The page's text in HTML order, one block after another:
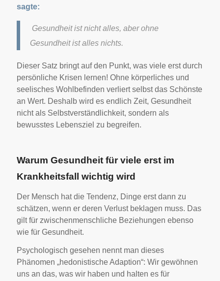
sagte:
Gesundheit ist nicht alles, aber ohne
Gesundheit ist alles nichts.
Dieser Satz bringt auf den Punkt, was viele erst durch
persönliche Krisen lernen! Ohne körperliches und
seelisches Wohlbefinden verliert selbst das Schönste
an Wert. Deshalb wird es endlich Zeit, Gesundheit
nicht als Selbstverständlichkeit, sondern als
bewusstes Lebensziel zu begreifen.
Warum Gesundheit für viele erst im
Krankheitsfall wichtig wird
Der Mensch hat die Tendenz, Dinge erst dann zu
schätzen, wenn er deren Verlust beklagen muss. Das
gilt für zwischenmenschliche Beziehungen ebenso
wie für Gesundheit.
Psychologisch gesehen nennt man dieses
Phänomen „hedonistische Adaption“: Wir gewöhnen
uns an das, was wir haben und halten es für